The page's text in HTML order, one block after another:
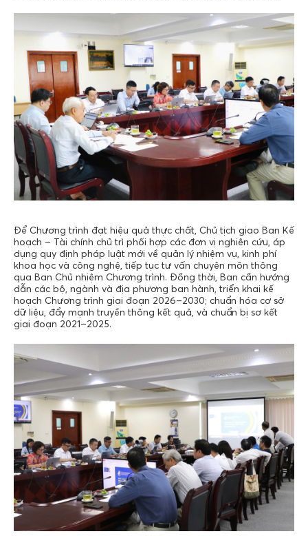
Để Chương trình đạt hiệu quả thực chất, Chủ tịch giao Ban Kế
hoạch – Tài chính chủ trì phối hợp các đơn vị nghiên cứu, áp
dụng quy định pháp luật mới về quản lý nhiệm vụ, kinh phí
khoa học và công nghệ, tiếp tục tư vấn chuyên môn thông
qua Ban Chủ nhiệm Chương trình. Đồng thời, Ban cần hướng
dẫn các bộ, ngành và địa phương ban hành, triển khai kế
hoạch Chương trình giai đoạn 2026–2030; chuẩn hóa cơ sở
dữ liệu, đẩy mạnh truyền thông kết quả, và chuẩn bị sơ kết
giai đoạn 2021–2025.